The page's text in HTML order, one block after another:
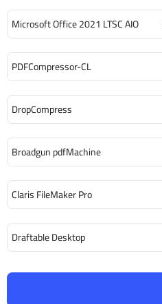
Microsoft Office 2021 LTSC AIO
PDFCompressor-CL
DropCompress
Broadgun pdfMachine
Claris FileMaker Pro
Draftable Desktop